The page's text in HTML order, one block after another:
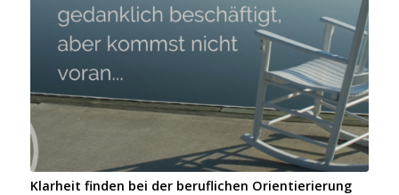
Klarheit finden bei der beruflichen Orientierierung